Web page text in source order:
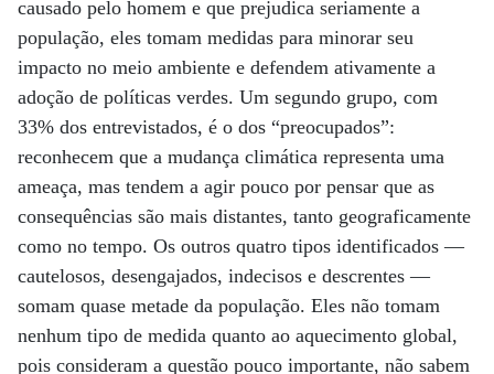
causado pelo homem e que prejudica seriamente a
população, eles tomam medidas para minorar seu
impacto no meio ambiente e defendem ativamente a
adoção de políticas verdes. Um segundo grupo, com
33% dos entrevistados, é o dos “preocupados”:
reconhecem que a mudança climática representa uma
ameaça, mas tendem a agir pouco por pensar que as
consequências são mais distantes, tanto geograficamente
como no tempo. Os outros quatro tipos identificados —
cautelosos, desengajados, indecisos e descrentes —
somam quase metade da população. Eles não tomam
nenhum tipo de medida quanto ao aquecimento global,
pois consideram a questão pouco importante, não sabem